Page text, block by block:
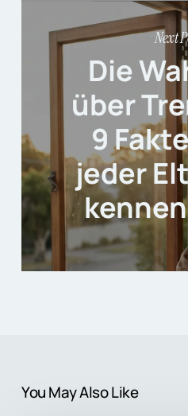
Next
Die
über
9
jeder
You May Also Like